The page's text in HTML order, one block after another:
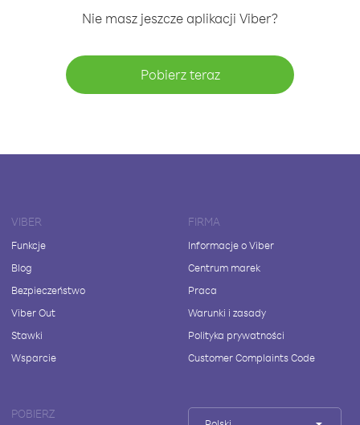
Nie masz jeszcze aplikacji Viber?
Pobierz teraz
VIBER
Funkcje
Blog
Bezpieczeństwo
Viber Out
Stawki
Wsparcie
FIRMA
Informacje o Viber
Centrum marek
Praca
Warunki i zasady
Polityka prywatności
Customer Complaints Code
POBIERZ